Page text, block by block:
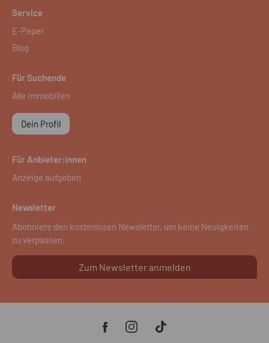
Service
E-Paper
Blog
Für Suchende
Alle Immobilien
Dein Profil
Für Anbieter:innen
Anzeige aufgeben
Newsletter
Abonniere den kostenlosen Newsletter, um keine Neuigkeiten
zu verpassen.
Zum Newsletter anmelden